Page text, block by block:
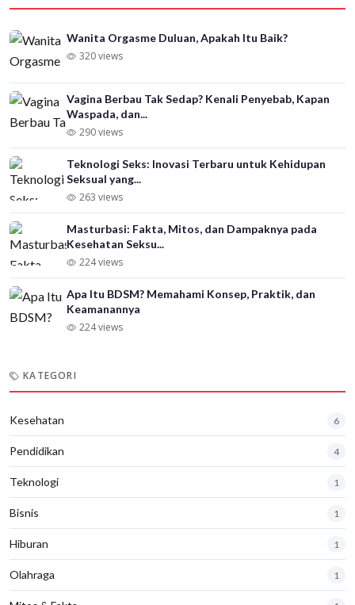
Wanita Orgasme Duluan, Apakah Itu Baik?
320 views
Vagina Berbau Tak Sedap? Kenali Penyebab, Kapan
Waspada, dan...
290 views
Teknologi Seks: Inovasi Terbaru untuk Kehidupan
Seksual yang...
263 views
Masturbasi: Fakta, Mitos, dan Dampaknya pada
Kesehatan Seksu...
224 views
Apa Itu BDSM? Memahami Konsep, Praktik, dan
Keamanannya
224 views
KATEGORI
Kesehatan 6
Pendidikan 4
Teknologi 1
Bisnis 1
Hiburan 1
Olahraga 1